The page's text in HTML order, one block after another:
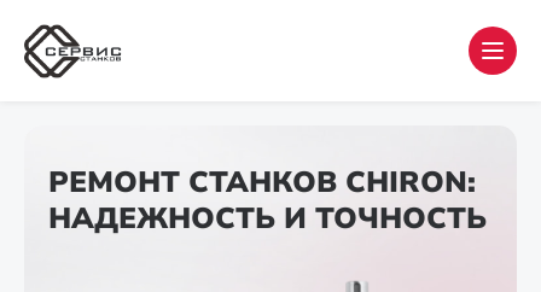
РЕМОНТ СТАНКОВ CHIRON:
НАДЕЖНОСТЬ И ТОЧНОСТЬ